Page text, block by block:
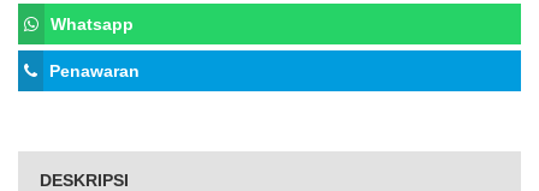
Whatsapp
Penawaran
DESKRIPSI